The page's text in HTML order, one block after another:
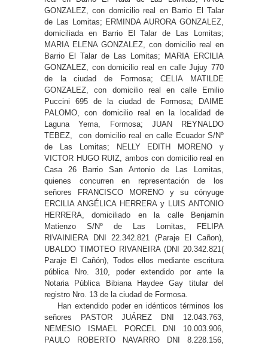
GONZALEZ, con domicilio real en Barrio El Talar
de Las Lomitas; ERMINDA AURORA GONZALEZ,
domiciliada en Barrio El Talar de Las Lomitas;
MARIA ELENA GONZALEZ, con domicilio real en
Barrio El Talar de Las Lomitas; MARIA ERCILIA
GONZALEZ, con domicilio real en calle Jujuy 770
de la ciudad de Formosa; CELIA MATILDE
GONZALEZ, con domicilio real en calle Emilio
Puccini 695 de la ciudad de Formosa; DAIME
PALOMO, con domicilio real en la localidad de
Laguna Yema, Formosa; JUAN REYNALDO
TEBEZ, con domicilio real en calle Ecuador S/Nº
de Las Lomitas; NELLY EDITH MORENO y
VICTOR HUGO RUIZ, ambos con domicilio real en
Casa 26 Barrio San Antonio de Las Lomitas,
quienes concurren en representación de los
señores FRANCISCO MORENO y su cónyuge
ERCILIA ANGÉLICA HERRERA y LUIS ANTONIO
HERRERA, domiciliado en la calle Benjamín
Matienzo S/Nº de Las Lomitas, FELIPA
RIVAINIERA DNI 22.342.821 (Paraje El Cañon),
UBALDO TIMOTEO RIVANEIRA (DNI 20.342.821(
Paraje El Cañón), Todos ellos mediante escritura
pública Nro. 310, poder extendido por ante la
Notaria Pública Bibiana Haydee Gay titular del
registro Nro. 13 de la ciudad de Formosa.
Han extendido poder en idénticos términos los
señores PASTOR JUÁREZ DNI 12.043.763,
NEMESIO ISMAEL PORCEL DNI 10.003.906,
PAULO ROBERTO NAVARRO DNI 8.228.156,